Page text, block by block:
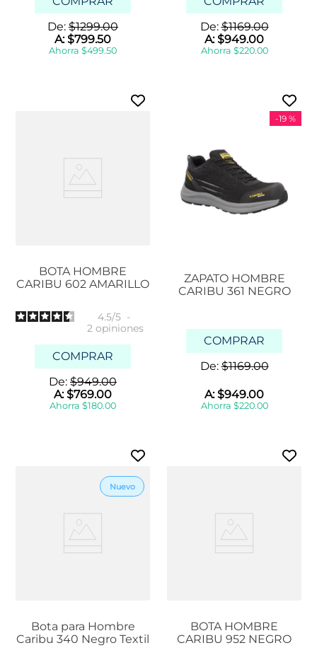
De: $1299.00
A:$799.50
Ahorra $499.50
De:$1169.00
A:$949.00
Ahorra $220.00
BOTA HOMBRE
CARIBU 602 AMARILLO
4.5/5 -
2 opiniones
COMPRAR
De: $949.00
A:$769.00
Ahorra $180.00
-19 %
ZAPATO HOMBRE
CARIBU 361 NEGRO
COMPRAR
De:$1169.00
A:$949.00
Ahorra $220.00
Bota para Hombre
Caribu 340 Negro Textil
BOTA HOMBRE
CARIBU 952 NEGRO